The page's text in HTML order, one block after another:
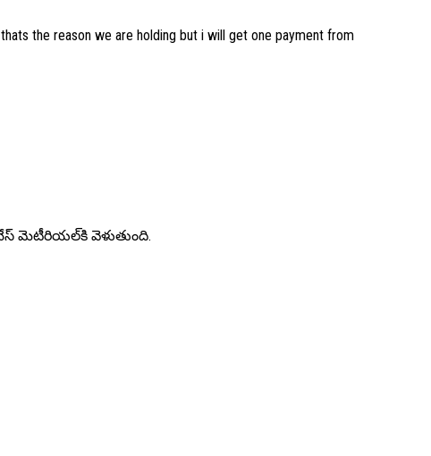
the reason we are holding but i will get one payment from
మెటీరియల్‌కి వెళుతుంది.